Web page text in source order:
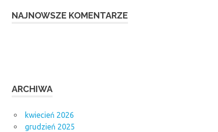
NAJNOWSZE KOMENTARZE
ARCHIWA
kwiecień 2026
grudzień 2025